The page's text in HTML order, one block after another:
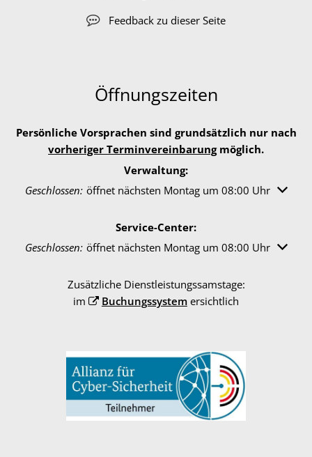
Feedback zu dieser Seite
Öffnungszeiten
Persönliche Vorsprachen sind grundsätzlich nur nach
vorheriger Terminvereinbarungmöglich.
Verwaltung:
Klicken, um weitere Öffnungs- oder Schließzeiten
Geschlossen: öffnet nächsten Montag um 08:00 Uhr
Service-Center:
Klicken, um weitere Öffnungs- oder Schließzeiten
Geschlossen: öffnet nächsten Montag um 08:00 Uhr
Zusätzliche Dienstleistungssamstage:
im
Buchungssystemersichtlich